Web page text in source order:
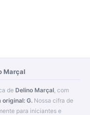
Marçal
de Delino Marçal , com
original: G. Nossa cifra de
para iniciantes e